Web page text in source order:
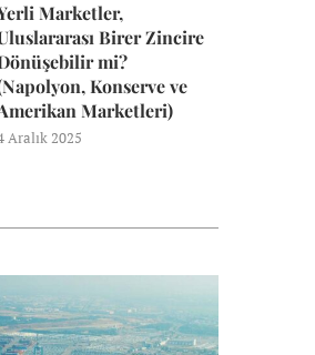
Marketler,
Birer Zincire
mi?
Konserve ve
Marketleri)
Aralık 2025